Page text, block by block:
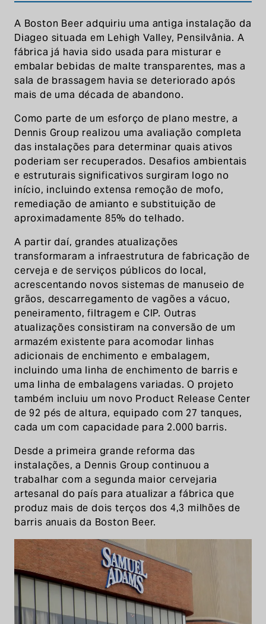
A Boston Beer adquiriu uma antiga instalação da
Diageo situada em Lehigh Valley, Pensilvânia. A
fábrica já havia sido usada para misturar e
embalar bebidas de malte transparentes, mas a
sala de brassagem havia se deteriorado após
mais de uma década de abandono.
Como parte de um esforço de plano mestre, a
Dennis Group realizou uma avaliação completa
das instalações para determinar quais ativos
poderiam ser recuperados. Desafios ambientais
e estruturais significativos surgiram logo no
início, incluindo extensa remoção de mofo,
remediação de amianto e substituição de
aproximadamente 85% do telhado.
A partir daí, grandes atualizações
transformaram a infraestrutura de fabricação de
cerveja e de serviços públicos do local,
acrescentando novos sistemas de manuseio de
grãos, descarregamento de vagões a vácuo,
peneiramento, filtragem e CIP. Outras
atualizações consistiram na conversão de um
armazém existente para acomodar linhas
adicionais de enchimento e embalagem,
incluindo uma linha de enchimento de barris e
uma linha de embalagens variadas. O projeto
também incluiu um novo Product Release Center
de 92 pés de altura, equipado com 27 tanques,
cada um com capacidade para 2.000 barris.
Desde a primeira grande reforma das
instalações, a Dennis Group continuou a
trabalhar com a segunda maior cervejaria
artesanal do país para atualizar a fábrica que
produz mais de dois terços dos 4,3 milhões de
barris anuais da Boston Beer.